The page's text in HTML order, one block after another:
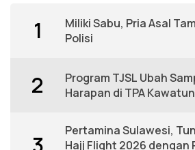
1
Miliki Sabu, Pria Asal
Polisi
2
Program TJSL Ubah
Harapan di TPA
Pertamina Sulawesi,
Hajj Flight 2026 dengan